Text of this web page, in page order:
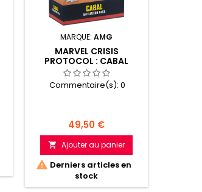
MARQUE: AMG
MARVEL CRISIS
PROTOCOL : CABAL
AFFILIATION PACK
Commentaire(s): 0
Prix
49,50 €
 Ajouter au panier
 Derniers articles en
stock